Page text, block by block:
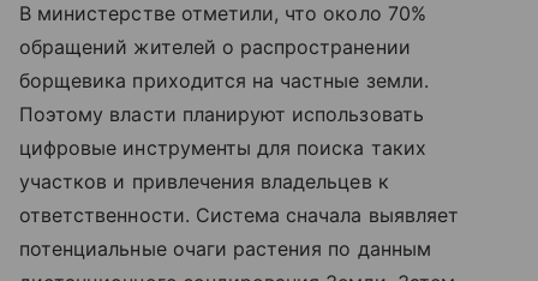
В министерстве отметили, что около 70%
обращений жителей о распространении
борщевика приходится на частные земли.
Поэтому власти планируют использовать
цифровые инструменты для поиска таких
участков и привлечения владельцев к
ответственности. Система сначала выявляет
потенциальные очаги растения по данным